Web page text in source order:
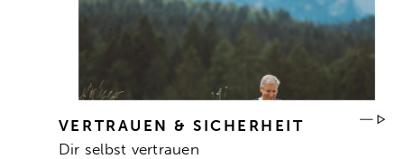
VERTRAUEN & SICHERHEIT
Dir selbst vertrauen